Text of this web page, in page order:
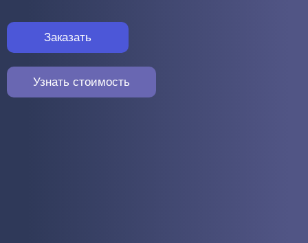
Заказать
Узнать стоимость